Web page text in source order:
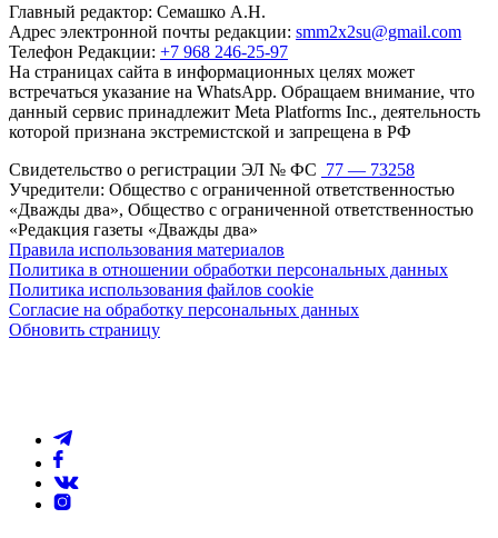
Главный редактор: Семашко А.Н.
Адрес электронной почты редакции: smm2x2su@gmail.com
Телефон Редакции: +7 968 246-25-97
На страницах сайта в информационных целях может
встречаться указание на WhatsApp. Обращаем внимание, что
данный сервис принадлежит Meta Platforms Inc., деятельность
которой признана экстремистской и запрещена в РФ
Свидетельство о регистрации ЭЛ № ФС 77 — 73258
Учредители: Общество с ограниченной ответственностью
«Дважды два», Общество с ограниченной ответственностью
«Редакция газеты «Дважды два»
Правила использования материалов
Политика в отношении обработки персональных данных
Политика использования файлов cookie
Согласие на обработку персональных данных
Обновить страницу